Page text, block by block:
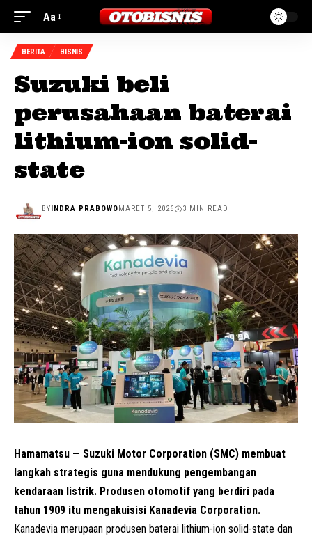
Aa
BERITA BISNIS
Suzuki beli
perusahaan baterai
lithium-ion solid-
state
BYINDRA PRABOWOMARET 5, 2026 3 MIN READ
Hamamatsu — Suzuki Motor Corporation (SMC) membuat
langkah strategis guna mendukung pengembangan
kendaraan listrik. Produsen otomotif yang berdiri pada
tahun 1909 itu mengakuisisi Kanadevia Corporation.
Kanadevia merupaan produsen baterai lithium-ion solid-state dan